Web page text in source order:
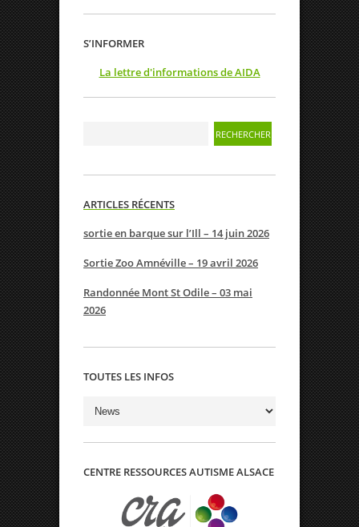
S’INFORMER
La lettre d'informations de AIDA
ARTICLES RÉCENTS
sortie en barque sur l’Ill – 14 juin 2026
Sortie Zoo Amnéville – 19 avril 2026
Randonnée Mont St Odile – 03 mai
2026
TOUTES LES INFOS
Toutes
infos
CENTRE RESSOURCES AUTISME ALSACE